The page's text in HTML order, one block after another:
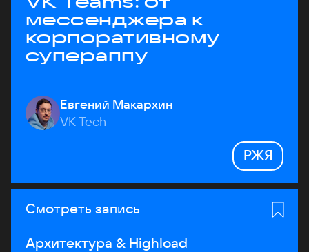
мессенджера к
корпоративному
супераппу
Евгений Макархин
VK Tech
РЖЯ
Смотреть запись
Архитектура & Highload